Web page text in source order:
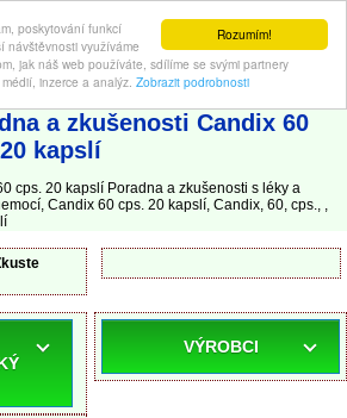
Rozumím!
poskytování funkcí
návštěvnosti využíváme
jak náš web používáte, sdílíme se svými partnery
inzerce a analýz. Zobrazit podrobnosti
a zkušenosti s léky a léčbou nemocí
a zkušenosti Candix 60
kapslí
cps. 20 kapslí Poradna a zkušenosti s léky a
Candix 60 cps. 20 kapslí, Candix, 60, cps., ,
VÝROBCI